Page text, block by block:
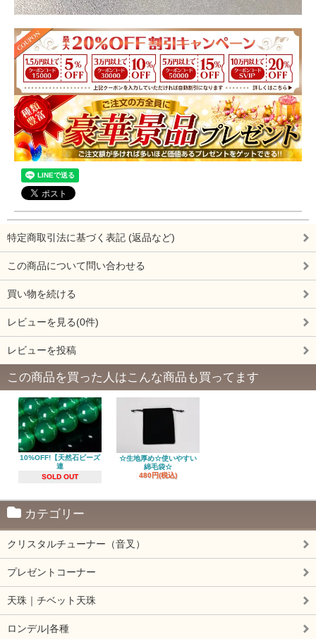
特定商取引法に基づく表記 (返品など)
この商品について問い合わせる
買い物を続ける
レビューを見る(0件)
レビューを投稿
この商品を買った人はこんな商品も買ってます
10%OFF!【天然石ビーズ
連
SOLD OUT
☆生地厚め☆使いやすい
綿毛袋☆
480円(税込)
カテゴリー
クリスタルチューナー（音叉）
プレゼントコーナー
天珠｜チベット天珠
ロンデル|各種